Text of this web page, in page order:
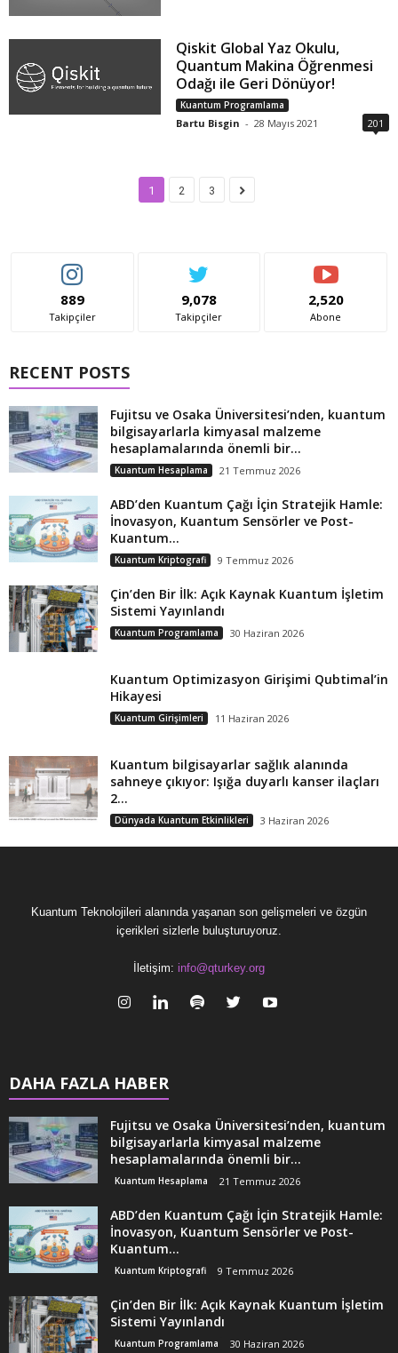
Qiskit Global Yaz Okulu,
Quantum Makina Öğrenmesi
Odağı ile Geri Dönüyor!
Kuantum Programlama
Bartu Bisgin - 28 Mayıs 2021 201
1 2 3
889
Takipçiler
9,078
Takipçiler
2,520
Abone
RECENT POSTS
Fujitsu ve Osaka Üniversitesi’nden, kuantum
bilgisayarlarla kimyasal malzeme
hesaplamalarında önemli bir...
Kuantum Hesaplama 21 Temmuz 2026
ABD’den Kuantum Çağı İçin Stratejik Hamle:
İnovasyon, Kuantum Sensörler ve Post-
Kuantum...
Kuantum Kriptografi 9 Temmuz 2026
Çin’den Bir İlk: Açık Kaynak Kuantum İşletim
Sistemi Yayınlandı
Kuantum Programlama 30 Haziran 2026
Kuantum Optimizasyon Girişimi Qubtimal’in
Hikayesi
Kuantum Girişimleri 11 Haziran 2026
Kuantum bilgisayarlar sağlık alanında
sahneye çıkıyor: Işığa duyarlı kanser ilaçları
2...
Dünyada Kuantum Etkinlikleri 3 Haziran 2026
Kuantum Teknolojileri alanında yaşanan son gelişmeleri ve özgün
içerikleri sizlerle buluşturuyoruz.
İletişim: info@qturkey.org
DAHA FAZLA HABER
Fujitsu ve Osaka Üniversitesi’nden, kuantum
bilgisayarlarla kimyasal malzeme
hesaplamalarında önemli bir...
Kuantum Hesaplama 21 Temmuz 2026
ABD’den Kuantum Çağı İçin Stratejik Hamle:
İnovasyon, Kuantum Sensörler ve Post-
Kuantum...
Kuantum Kriptografi 9 Temmuz 2026
Çin’den Bir İlk: Açık Kaynak Kuantum İşletim
Sistemi Yayınlandı
Kuantum Programlama 30 Haziran 2026